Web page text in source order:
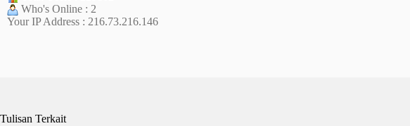
Who's Online : 2
Your IP Address : 216.73.216.146
Tulisan Terkait